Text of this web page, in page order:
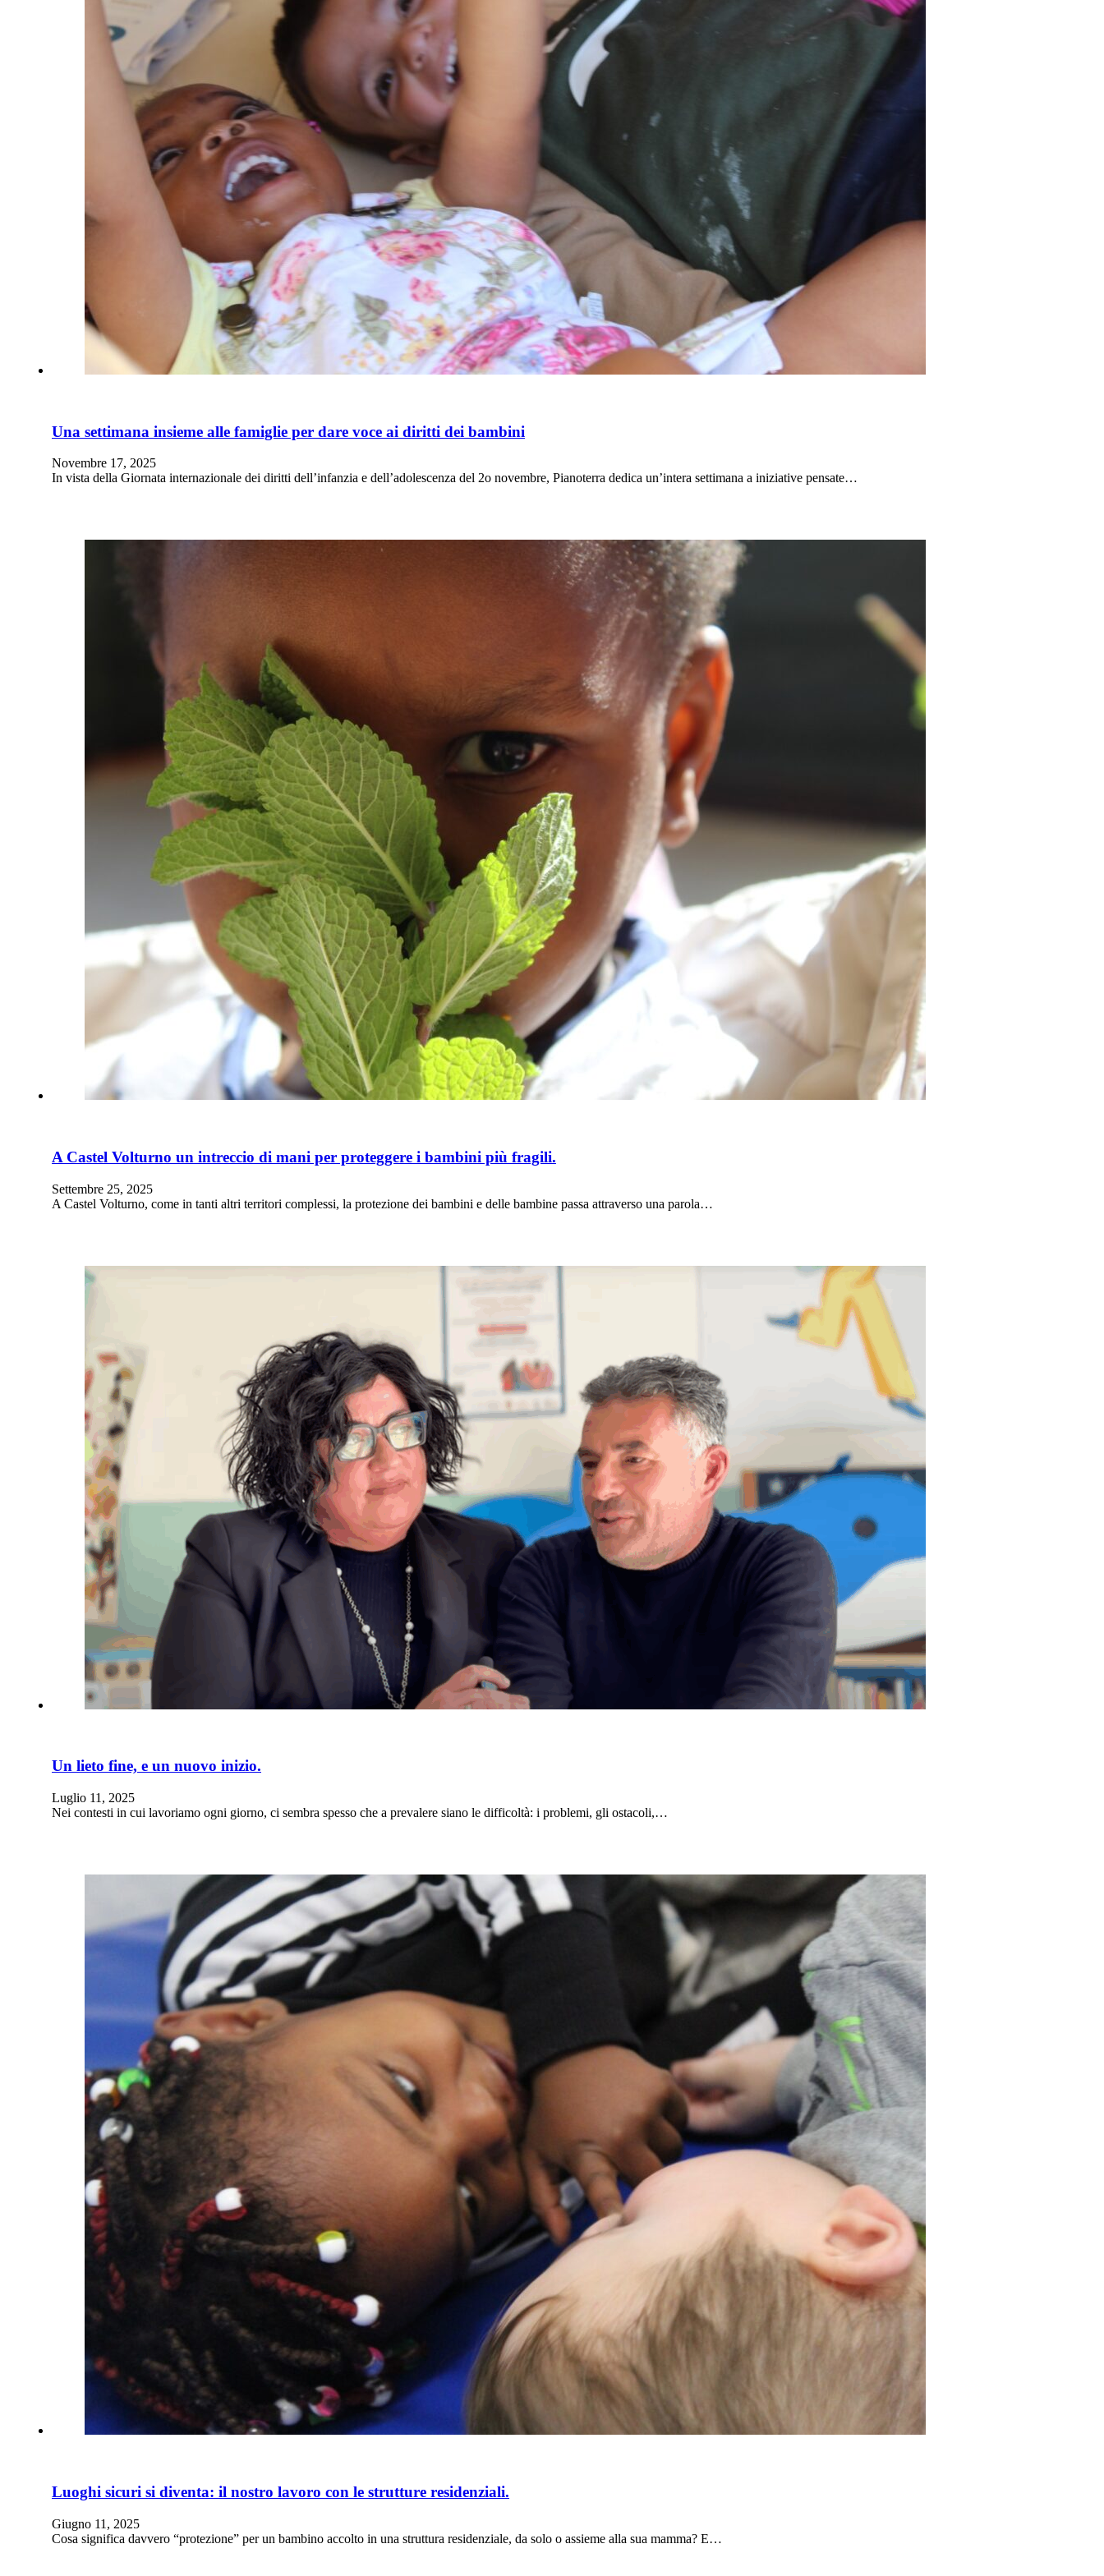
Una settimana insieme alle famiglie per dare voce ai diritti dei bambini
Novembre 17, 2025
In vista della Giornata internazionale dei diritti dell’infanzia e dell’adolescenza del 2o novembre, Pianoterra dedica un’intera settimana a iniziative pensate…
A Castel Volturno un intreccio di mani per proteggere i bambini più fragili.
Settembre 25, 2025
A Castel Volturno, come in tanti altri territori complessi, la protezione dei bambini e delle bambine passa attraverso una parola…
Un lieto fine, e un nuovo inizio.
Luglio 11, 2025
Nei contesti in cui lavoriamo ogni giorno, ci sembra spesso che a prevalere siano le difficoltà: i problemi, gli ostacoli,…
Luoghi sicuri si diventa: il nostro lavoro con le strutture residenziali.
Giugno 11, 2025
Cosa significa davvero “protezione” per un bambino accolto in una struttura residenziale, da solo o assieme alla sua mamma? E…